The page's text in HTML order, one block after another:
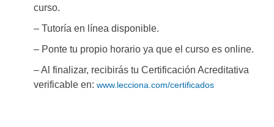
curso.
– Tutoría en línea disponible.
– Ponte tu propio horario ya que el curso es online.
– Al finalizar, recibirás tu Certificación Acreditativa
verificable en: www.lecciona.com/certificados